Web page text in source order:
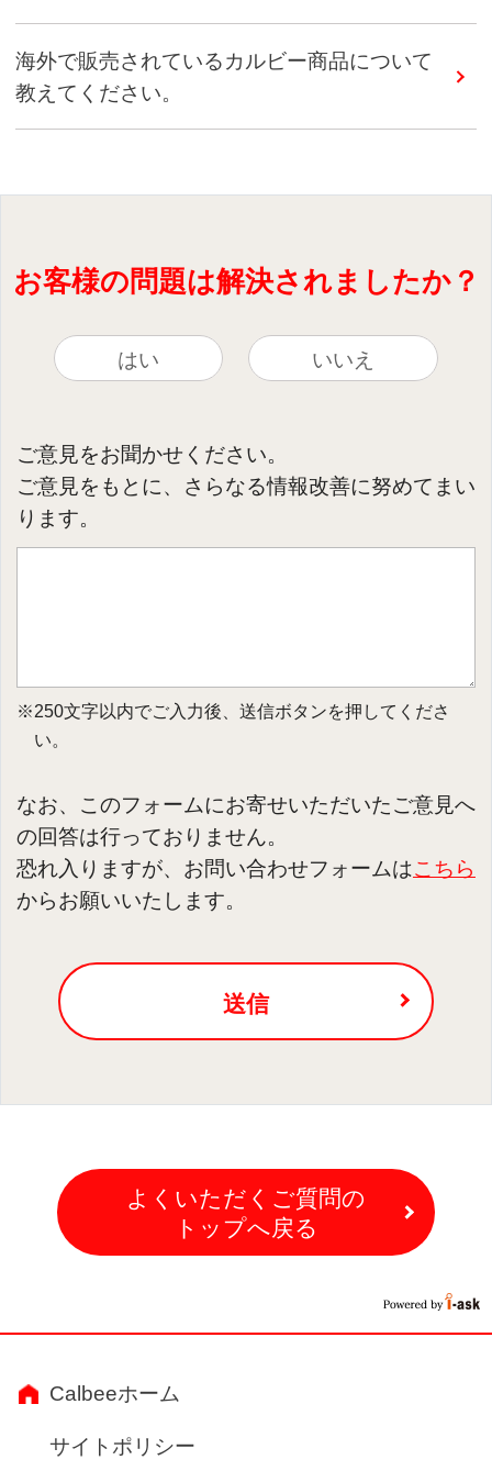
海外で販売されているカルビー商品について
教えてください。
お客様の問題は解決されましたか？
はい いいえ
ご意見をお聞かせください。
ご意見をもとに、さらなる情報改善に努めてまい
ります。
※250文字以内でご入力後、送信ボタンを押してくださ
い。
なお、このフォームにお寄せいただいたご意見へ
の回答は行っておりません。
恐れ入りますが、お問い合わせフォームはこちら
からお願いいたします。
送信
よくいただくご質問の
トップへ戻る
Calbeeホーム
サイトポリシー